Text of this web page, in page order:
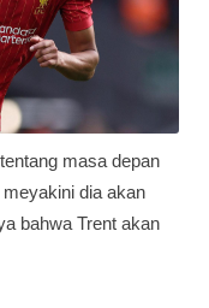
masa depan
dia akan
bahwa Trent akan